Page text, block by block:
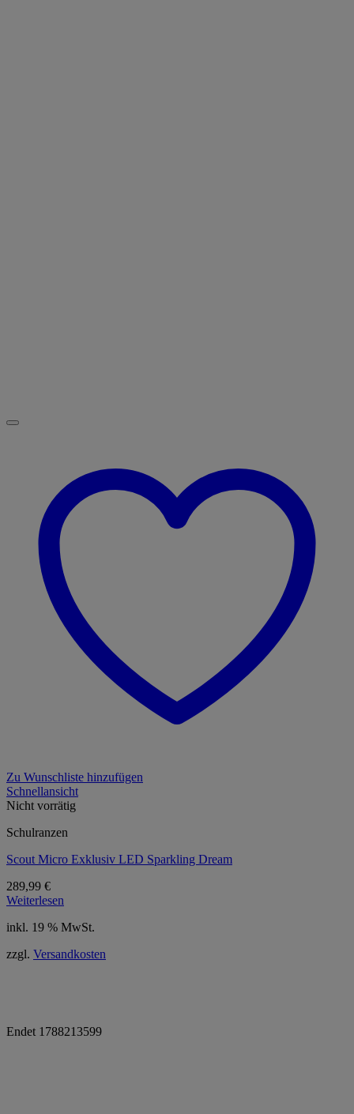
Zu Wunschliste hinzufügen
Schnellansicht
Nicht vorrätig
Schulranzen
Scout Micro Exklusiv LED Sparkling Dream
289,99 €
Weiterlesen
inkl. 19 % MwSt.
zzgl. Versandkosten
Endet 1788213599